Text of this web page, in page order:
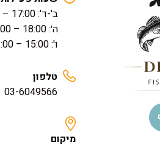
ב'-ד': 17:00 – 08:00
ה׳: 18:00 – 08:00
ו': 15:00 – 08:00
טלפון
03-6049566
מיקום